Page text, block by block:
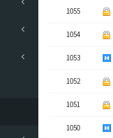
1055
1054
1053
1052
1051
1050